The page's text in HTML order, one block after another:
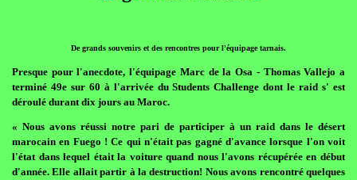
De grands souvenirs et des rencontres pour l'équipage tarnais.
Presque pour l'anecdote, l'équipage Marc de la Osa - Thomas Vallejo a
terminé 49e sur 60 à l'arrivée du Students Challenge dont le raid s' est
déroulé durant dix jours au Maroc.
« Nous avons réussi notre pari de participer à un raid dans le désert
marocain en Fuego ! Ce qui n'était pas gagné d'avance lorsque l'on voit
l'état dans lequel était la voiture quand nous l'avons récupérée en début
d'année. Elle allait partir à la destruction! Nous avons rencontré quelques